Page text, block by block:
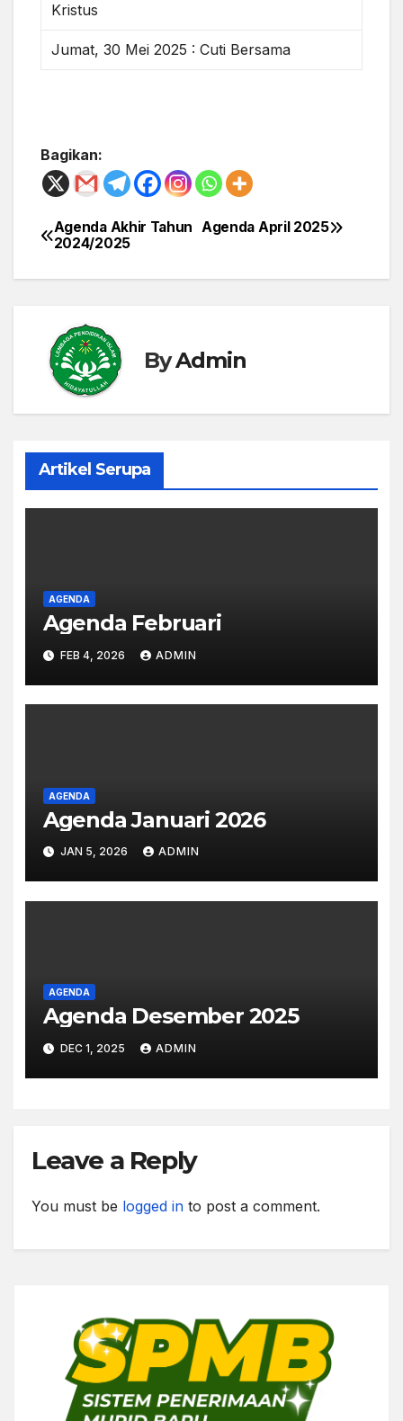
Kristus
Jumat, 30 Mei 2025 : Cuti Bersama
Bagikan:
Post
navigation
Agenda April 2025
Agenda Akhir Tahun
2024/2025
ByAdmin
Artikel Serupa
AGENDA
Agenda Februari
FEB 4, 2026 ADMIN
AGENDA
Agenda Januari 2026
JAN 5, 2026 ADMIN
AGENDA
Agenda Desember 2025
DEC 1, 2025 ADMIN
Leave a Reply
You must be logged in to post a comment.